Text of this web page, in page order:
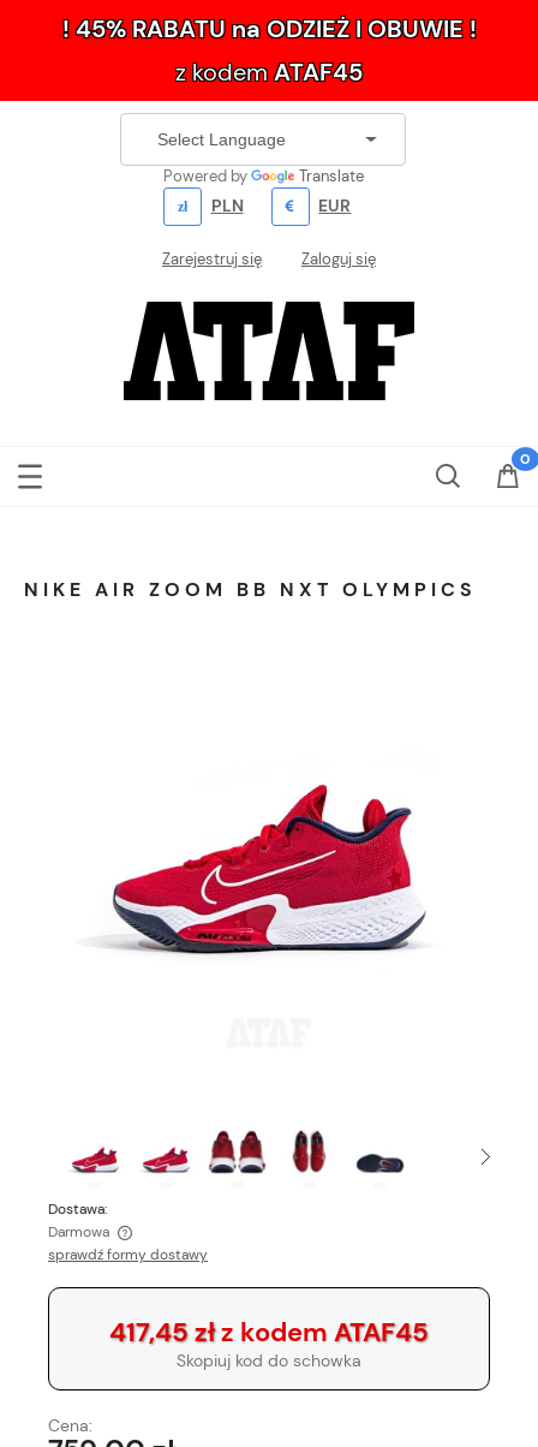
! 45% RABATU na ODZIEŻ I OBUWIE !
z kodemATAF45
Powered by Translate
PLN EUR
Zarejestruj się Zaloguj się
NIKE AIR ZOOM BB NXT OLYMPICS
Dostawa:
Darmowa
Cena nie zawiera ewentualnych kosztów płatności
sprawdź formy dostawy
417,45 złz kodem ATAF45
Skopiuj kod do schowka
Cena: